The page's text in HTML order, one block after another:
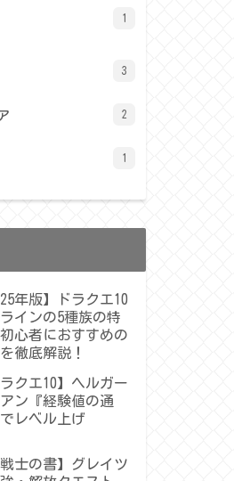
1
3
2
1
年版】ドラクエ10
インの5種族の特
心者におすすめの
徹底解説！
ラクエ10】ヘルガー
ン『経験値の通
レベル上げ
戦士の書】グレイツ